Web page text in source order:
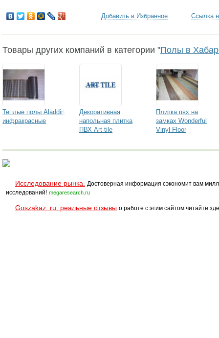
Добавить в Избранное Ссылка
Товары других компаний в категории "Полы в
Теплые полы Aladdin
инфракрасные
Декоративная
напольная плитка
ПВХ Art-tile
Плитка пвх на
замках Wonderful
Vinyl Floor
Исследование рынка.
Достоверная информация сэкономит вам
исследований! megaresearch.ru
Goszakaz. ru: реальные отзывы о работе с этим сайтом читайте